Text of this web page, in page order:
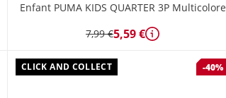
Enfant PUMA KIDS QUARTER 3P Multicolore
7,99 €5,59 € Détails
CLICK AND COLLECT -40%